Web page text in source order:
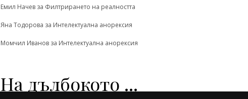
Емил Начевза Филтрирането на реалността
Яна Тодорова за Интелектуална анорексия
Момчил Ивановза Интелектуална анорексия
На дълбокото ...